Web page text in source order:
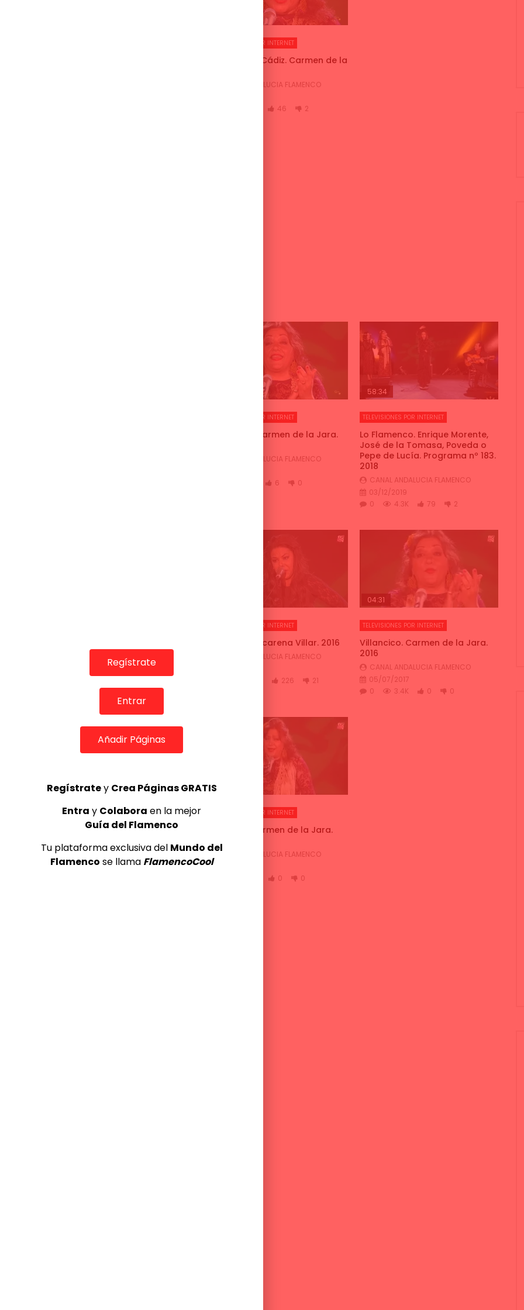
TELEVISIONES POR INTERNET
Bulerías de Cádiz. Carmen de la
CANAL ANDALUCIA FLAMENCO
46 2
TELEVISIONES POR INTERNET
Villancico. Carmen de la Jara.
CANAL ANDALUCIA FLAMENCO
6 0
58:34
TELEVISIONES POR INTERNET
Lo Flamenco. Enrique Morente,
José de la Tomasa, Poveda o
Pepe de Lucía. Programa nº 183.
2018
CANAL ANDALUCIA FLAMENCO
03/12/2019
0
4.3K 79 2
Sala García Lorca
DE FLAMENCO TV
01/10/2017
2.6K 12 1
TELEVISIONES POR INTERNET
Bulerías. Macarena Villar. 2016
CANAL ANDALUCIA FLAMENCO
226 21
04:31
TELEVISIONES POR INTERNET
Villancico. Carmen de la Jara.
2016
CANAL ANDALUCIA FLAMENCO
05/07/2017
0
3.4K 0 0
05:54
TELEVISIONES POR INTERNET
Bulerías de Cádiz. Carmen de la
CANAL ANDALUCIA FLAMENCO
05/07/2017
TELEVISIONES POR INTERNET
Alegrías. Carmen de la Jara.
CANAL ANDALUCIA FLAMENCO
0 0
Regístrate
Entrar
Añadir Páginas
Regístratey Crea Páginas GRATIS
Entra y Colabora en la mejor
Guía del Flamenco
Tu plataforma exclusiva del Mundo del
Flamenco se llama FlamencoCool